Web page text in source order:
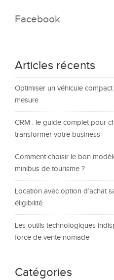
Facebook
Articles récents
Optimiser un véhicule
mesure
CRM : le guide complet pour
transformer votre business
Comment choisir le bon
minibus de tourisme ?
Location avec option d’achat
éligibilité
Les outils technologiques
force de vente nomade
Catégories